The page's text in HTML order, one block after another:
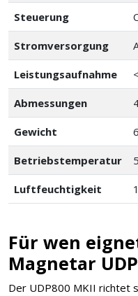
Steuerung
Stromversorgung
Leistungsaufnahme
Abmessungen
Gewicht
Betriebstemperatur
Luftfeuchtigkeit
Für wen
Magnetar
Der UDP800 MKII richtet